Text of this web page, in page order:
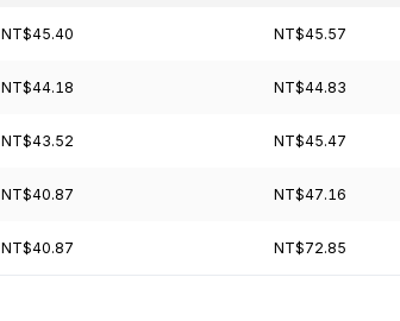
NT$45.40 NT$45.57
NT$44.18 NT$44.83
NT$43.52 NT$45.47
NT$40.87 NT$47.16
NT$40.87 NT$72.85